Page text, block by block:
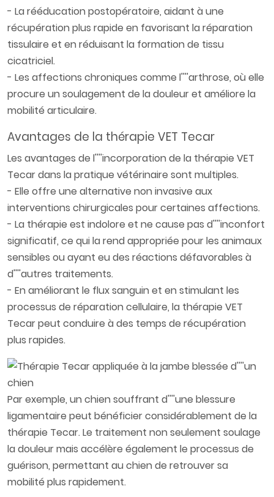
- La rééducation postopératoire, aidant à une
récupération plus rapide en favorisant la réparation
tissulaire et en réduisant la formation de tissu
cicatriciel.
- Les affections chroniques comme l''''arthrose, où elle
procure un soulagement de la douleur et améliore la
mobilité articulaire.
Avantages de la thérapie VET Tecar
Les avantages de l''''incorporation de la thérapie VET
Tecar dans la pratique vétérinaire sont multiples.
- Elle offre une alternative non invasive aux
interventions chirurgicales pour certaines affections.
- La thérapie est indolore et ne cause pas d''''inconfort
significatif, ce qui la rend appropriée pour les animaux
sensibles ou ayant eu des réactions défavorables à
d''''autres traitements.
- En améliorant le flux sanguin et en stimulant les
processus de réparation cellulaire, la thérapie VET
Tecar peut conduire à des temps de récupération
plus rapides.
Par exemple, un chien souffrant d''''une blessure
ligamentaire peut bénéficier considérablement de la
thérapie Tecar. Le traitement non seulement soulage
la douleur mais accélère également le processus de
guérison, permettant au chien de retrouver sa
mobilité plus rapidement.